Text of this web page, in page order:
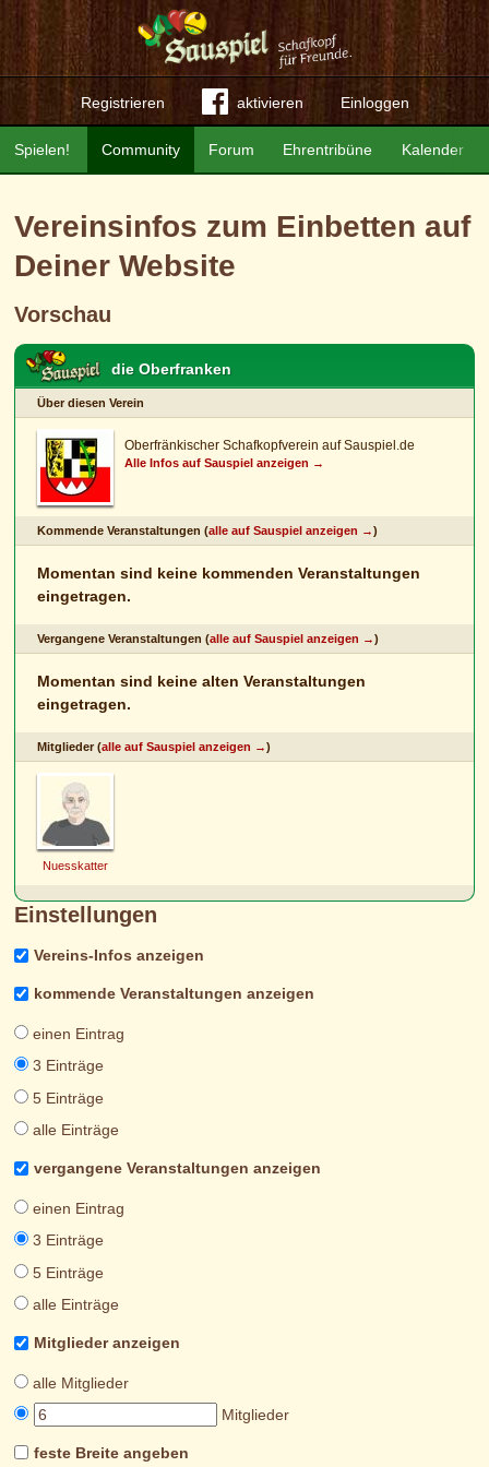
Registrieren aktivieren Einloggen
Community Forum Ehrentribüne Kalender
Spielen!
Vereinsinfos zum Einbetten auf
Deiner Website
Vorschau
die Oberfranken
Über diesen Verein
Oberfränkischer Schafkopfverein auf Sauspiel.de
Alle Infos auf Sauspiel anzeigen →
Kommende Veranstaltungen (alle auf Sauspiel anzeigen →)
Momentan sind keine kommenden Veranstaltungen
eingetragen.
Vergangene Veranstaltungen (alle auf Sauspiel anzeigen →)
Momentan sind keine alten Veranstaltungen
eingetragen.
Mitglieder (alle auf Sauspiel anzeigen →)
Nuesskatter
Einstellungen
Vereins-Infos anzeigen
kommende Veranstaltungen anzeigen
einen Eintrag
3 Einträge
5 Einträge
alle Einträge
vergangene Veranstaltungen anzeigen
einen Eintrag
3 Einträge
5 Einträge
alle Einträge
Mitglieder anzeigen
alle Mitglieder
Mitglieder
feste Breite angeben